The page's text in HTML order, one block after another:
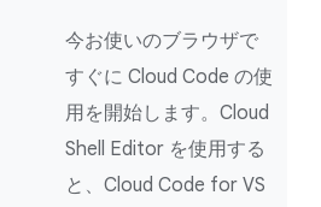
今お使いのブラウザで
すぐに Cloud Code の使
用を開始します。Cloud
Shell Editor を使用する
と、Cloud Code for VS